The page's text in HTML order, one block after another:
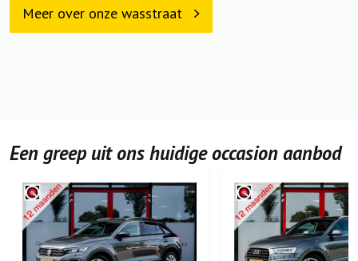
Meer over onze wasstraat
Een greep uit ons huidige occasion aanbod